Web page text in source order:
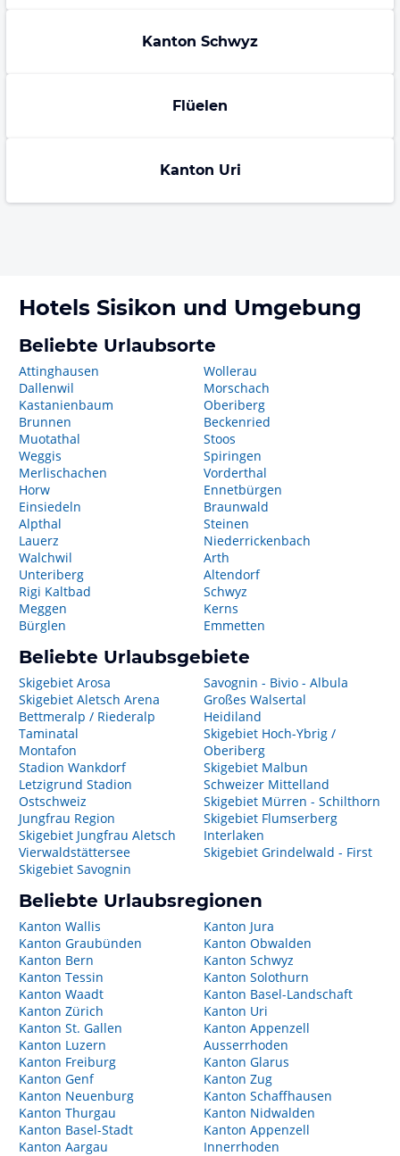
Kanton Schwyz
Flüelen
Kanton Uri
Hotels Sisikon und Umgebung
Beliebte Urlaubsorte
Attinghausen
Dallenwil
Kastanienbaum
Brunnen
Muotathal
Weggis
Merlischachen
Horw
Einsiedeln
Alpthal
Lauerz
Walchwil
Unteriberg
Rigi Kaltbad
Meggen
Bürglen
Wollerau
Morschach
Oberiberg
Beckenried
Stoos
Spiringen
Vorderthal
Ennetbürgen
Braunwald
Steinen
Niederrickenbach
Arth
Altendorf
Schwyz
Kerns
Emmetten
Beliebte Urlaubsgebiete
Skigebiet Arosa
Skigebiet Aletsch Arena
Bettmeralp / Riederalp
Taminatal
Montafon
Stadion Wankdorf
Letzigrund Stadion
Ostschweiz
Jungfrau Region
Skigebiet Jungfrau Aletsch
Vierwaldstättersee
Skigebiet Savognin
Savognin - Bivio - Albula
Großes Walsertal
Heidiland
Skigebiet Hoch-Ybrig /
Oberiberg
Skigebiet Malbun
Schweizer Mittelland
Skigebiet Mürren - Schilthorn
Skigebiet Flumserberg
Interlaken
Skigebiet Grindelwald - First
Beliebte Urlaubsregionen
Kanton Wallis
Kanton Graubünden
Kanton Bern
Kanton Tessin
Kanton Waadt
Kanton Zürich
Kanton St. Gallen
Kanton Luzern
Kanton Freiburg
Kanton Genf
Kanton Neuenburg
Kanton Thurgau
Kanton Basel-Stadt
Kanton Aargau
Kanton Jura
Kanton Obwalden
Kanton Schwyz
Kanton Solothurn
Kanton Basel-Landschaft
Kanton Uri
Kanton Appenzell
Ausserrhoden
Kanton Glarus
Kanton Zug
Kanton Schaffhausen
Kanton Nidwalden
Kanton Appenzell
Innerrhoden